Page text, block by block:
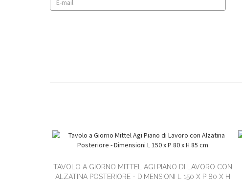
TAVOLO A GIORNO MITTEL AGI PIANO DI LAVORO CON
ALZATINA POSTERIORE - DIMENSIONI L 150 X P 80 X H